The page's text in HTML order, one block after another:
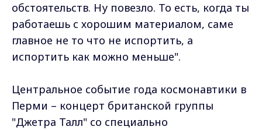
обстоятельств. Ну повезло. То есть, когда ты
работаешь с хорошим материалом, саме
главное не то что не испортить, а
испортить как можно меньше".
Центральное событие года космонавтики в
Перми – концерт британской группы
"Джетра Талл" со специально